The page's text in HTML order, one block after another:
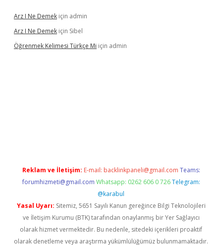
Arz I Ne Demek için admin
Arz I Ne Demek için Sibel
Öğrenmek Kelimesi Türkçe Mi için admin
Reklam ve İletişim: E-mail: backlinkpaneli@gmail.com Teams:
forumhizmeti@gmail.com Whatsapp: 0262 606 0 726 Telegram:
@karabul
Yasal Uyarı: Sitemiz, 5651 Sayılı Kanun gereğince Bilgi Teknolojileri
ve İletişim Kurumu (BTK) tarafından onaylanmış bir Yer Sağlayıcı
olarak hizmet vermektedir. Bu nedenle, sitedeki içerikleri proaktif
olarak denetleme veya araştırma yükümlülüğümüz bulunmamaktadır.